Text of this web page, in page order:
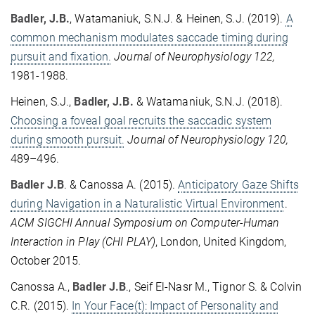
Badler, J.B., Watamaniuk, S.N.J. & Heinen, S.J. (2019). A
common mechanism modulates saccade timing during
pursuit and fixation. Journal of Neurophysiology 122,
1981-1988.
Heinen, S.J., Badler, J.B. & Watamaniuk, S.N.J. (2018).
Choosing a foveal goal recruits the saccadic system
during smooth pursuit. Journal of Neurophysiology 120,
489–496.
Badler J.B. & Canossa A. (2015).Anticipatory Gaze Shifts
during Navigation in a Naturalistic Virtual Environment.
ACM SIGCHI Annual Symposium on Computer-Human
Interaction in Play (CHI PLAY), London, United Kingdom,
October 2015.
Canossa A., Badler J.B., Seif El-Nasr M., Tignor S. & Colvin
C.R. (2015). In Your Face(t): Impact of Personality and